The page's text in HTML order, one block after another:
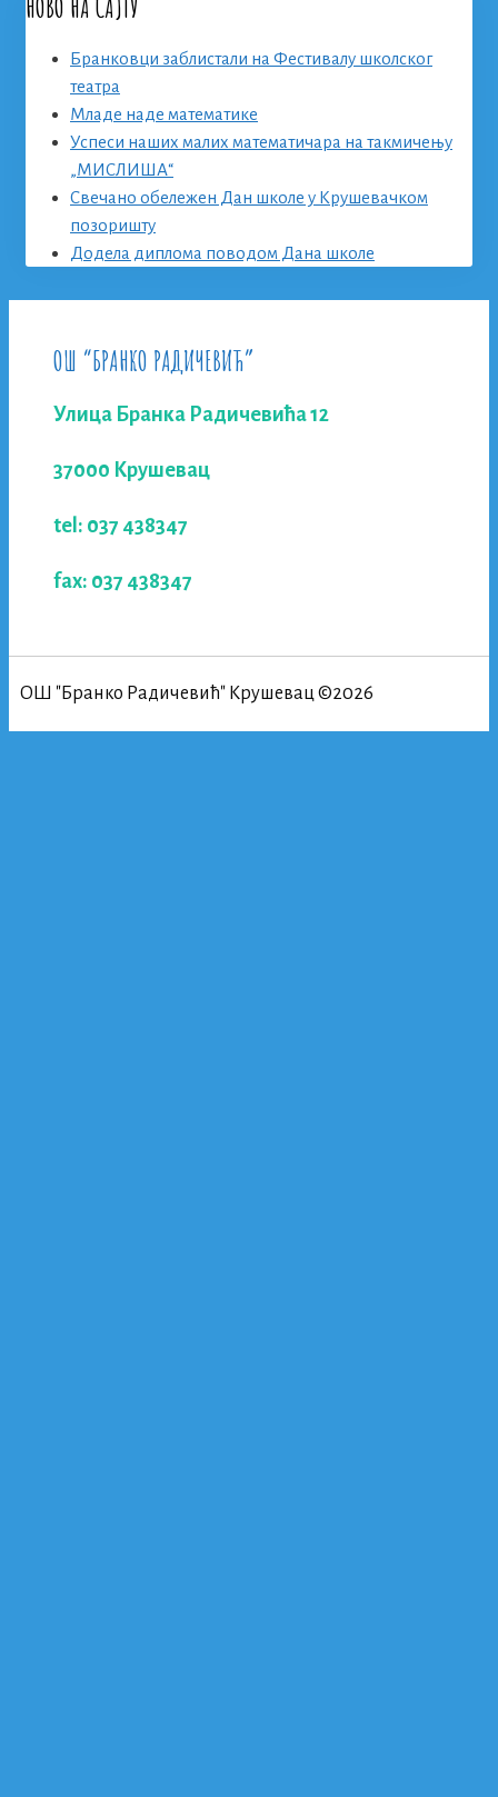
Бранковци заблистали на Фестивалу школског
театра
Младе наде математике
Успеси наших малих математичара на такмичењу
„МИСЛИША“
Свечано обележен Дан школе у Крушевачком
позоришту
Додела диплома поводом Дана школе
ОШ “БРАНКО РАДИЧЕВИЋ”
Улица Бранка Радичевића 12
37000 Крушевац
tel: 037 438347
fax: 037 438347
ОШ "Бранко Радичевић" Крушевац ©2026